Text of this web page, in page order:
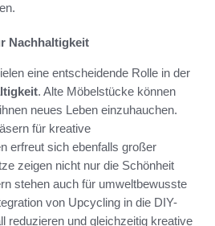
Nachhaltigkeit
eine entscheidende Rolle in der
. Alte Möbelstücke können
neues Leben einzuhauchen.
für kreative
erfreut sich ebenfalls großer
zeigen nicht nur die Schönheit
stehen auch für umweltbewusste
von Upcycling in die DIY-
reduzieren und gleichzeitig kreative